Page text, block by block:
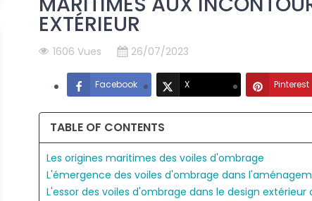
EXTÉRIEUR
1606 Vues 26/07/2023
Facebook X Pinterest
TABLE OF CONTENTS
Les origines maritimes des voiles d'ombrage
L'émergence des voiles d'ombrage dans
L'essor des voiles d'ombrage dans le design